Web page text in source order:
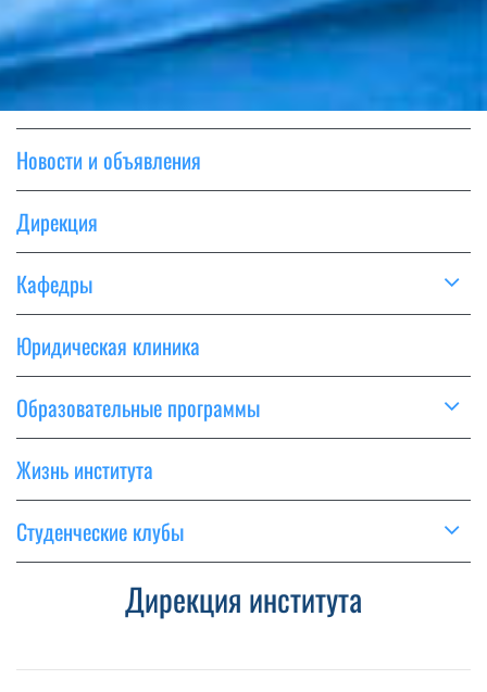
Новости и объявления
Дирекция
Кафедры
Юридическая клиника
Образовательные программы
Жизнь института
Студенческие клубы
Дирекция института